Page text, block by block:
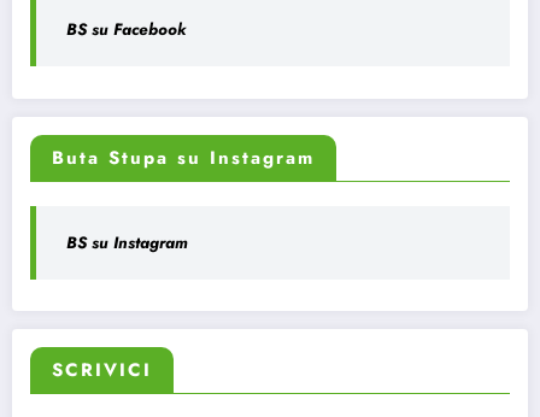
BS su Facebook
Buta Stupa su Instagram
BS su Instagram
SCRIVICI